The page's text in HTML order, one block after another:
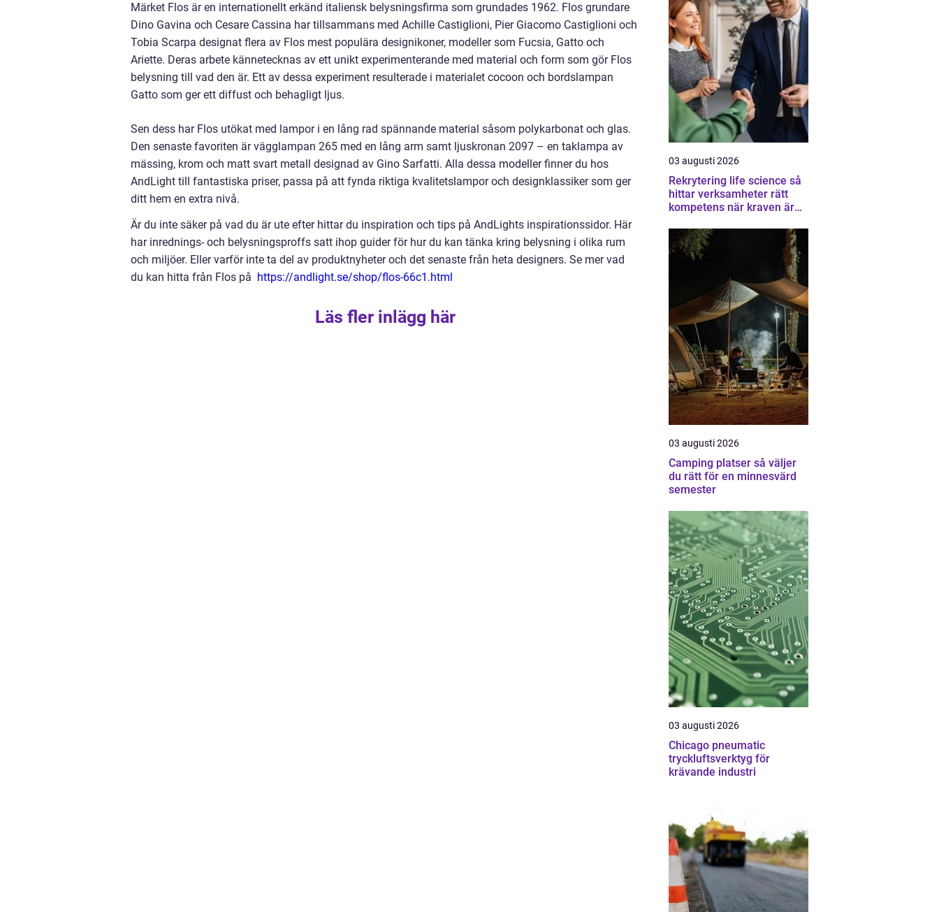
Märket Flos är en internationellt erkänd italiensk belysningsfirma som grundades 1962. Flos grundare
Dino Gavina och Cesare Cassina har tillsammans med Achille Castiglioni, Pier Giacomo Castiglioni och
Tobia Scarpa designat flera av Flos mest populära designikoner, modeller som Fucsia, Gatto och
Ariette. Deras arbete kännetecknas av ett unikt experimenterande med material och form som gör Flos
belysning till vad den är. Ett av dessa experiment resulterade i materialet cocoon och bordslampan
Gatto som ger ett diffust och behagligt ljus.
Sen dess har Flos utökat med lampor i en lång rad spännande material såsom polykarbonat och glas.
Den senaste favoriten är vägglampan 265 med en lång arm samt ljuskronan 2097 – en taklampa av
mässing, krom och matt svart metall designad av Gino Sarfatti. Alla dessa modeller finner du hos
AndLight till fantastiska priser, passa på att fynda riktiga kvalitetslampor och designklassiker som ger
ditt hem en extra nivå.
Är du inte säker på vad du är ute efter hittar du inspiration och tips på AndLights inspirationssidor. Här
har inrednings- och belysningsproffs satt ihop guider för hur du kan tänka kring belysning i olika rum
och miljöer. Eller varför inte ta del av produktnyheter och det senaste från heta designers. Se mer vad
du kan hitta från Flos på https://andlight.se/shop/flos-66c1.html
Läs fler inlägg här
03 augusti 2026
Rekrytering life science så
hittar verksamheter rätt
kompetens när kraven är
03 augusti 2026
Camping platser så väljer
du rätt för en minnesvärd
semester
03 augusti 2026
Chicago pneumatic
tryckluftsverktyg för
krävande industri